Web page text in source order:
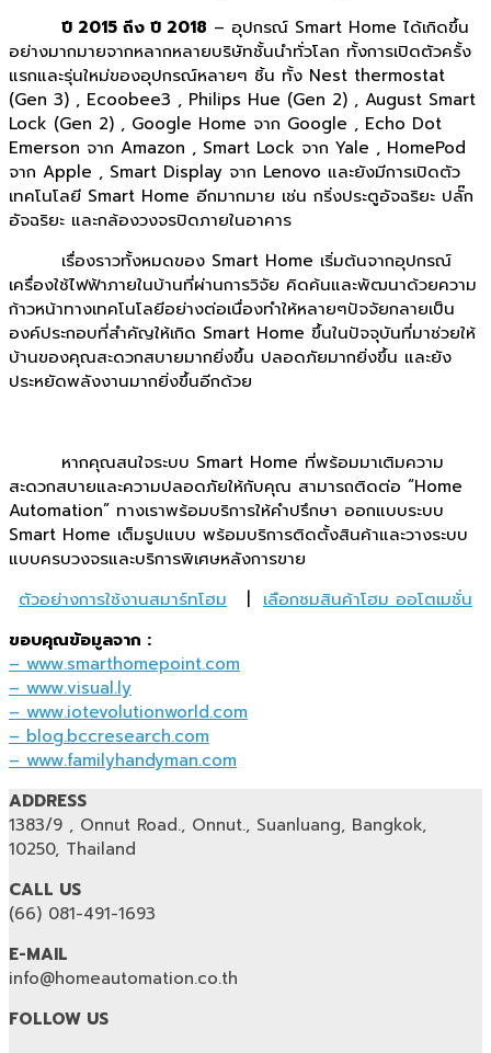
ปี 2015 ถึง ปี 2018 – อุปกรณ์ Smart Home ได้เกิดขึ้น
อย่างมากมายจากหลากหลายบริษัทชั้นนำทั่วโลก ทั้งการเปิดตัวครั้ง
แรกและรุ่นใหม่ของอุปกรณ์หลายๆ ชิ้น ทั้ง Nest thermostat
(Gen 3) , Ecoobee3 , Philips Hue (Gen 2) , August Smart
Lock (Gen 2) , Google Home จาก Google , Echo Dot
Emerson จาก Amazon , Smart Lock จาก Yale , HomePod
จาก Apple , Smart Display จาก Lenovo และยังมีการเปิดตัว
เทคโนโลยี Smart Home อีกมากมาย เช่น กริ่งประตูอัจฉริยะ ปลั๊ก
อัจฉริยะ และกล้องวงจรปิดภายในอาคาร
เรื่องราวทั้งหมดของ Smart Home เริ่มต้นจากอุปกรณ์
เครื่องใช้ไฟฟ้าภายในบ้านที่ผ่านการวิจัย คิดค้นและพัฒนาด้วยความ
ก้าวหน้าทางเทคโนโลยีอย่างต่อเนื่องทำให้หลายๆปัจจัยกลายเป็น
องค์ประกอบที่สำคัญให้เกิด Smart Home ขึ้นในปัจจุบันที่มาช่วยให้
บ้านของคุณสะดวกสบายมากยิ่งขึ้น ปลอดภัยมากยิ่งขึ้น และยัง
ประหยัดพลังงานมากยิ่งขึ้นอีกด้วย
หากคุณสนใจระบบ Smart Home ที่พร้อมมาเติมความ
สะดวกสบายและความปลอดภัยให้กับคุณ สามารถติดต่อ “Home
Automation” ทางเราพร้อมบริการให้คำปรึกษา ออกแบบระบบ
Smart Home เต็มรูปแบบ พร้อมบริการติดตั้งสินค้าและวางระบบ
แบบครบวงจรและบริการพิเศษหลังการขาย
ตัวอย่างการใช้งานสมาร์ทโฮม
เลือกชมสินค้าโฮม ออโตเมชั่น
ขอบคุณข้อมูลจาก :
– www.smarthomepoint.com
– www.visual.ly
– www.iotevolutionworld.com
– blog.bccresearch.com
– www.familyhandyman.com
ADDRESS
1383/9 , Onnut Road., Onnut., Suanluang, Bangkok,
10250, Thailand
CALL US
(66) 081-491-1693
E-MAIL
info@homeautomation.co.th
FOLLOW US